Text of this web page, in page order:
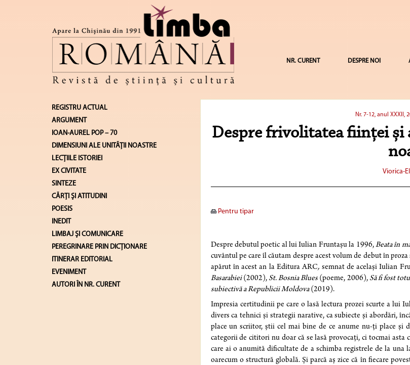
NR. CURENT DESPRE NOI
REGISTRU ACTUAL
ARGUMENT
IOAN-AUREL POP – 70
DIMENSIUNI ALE UNITĂŢII NOASTRE
LECŢIILE ISTORIEI
EX CIVITATE
SINTEZE
CĂRŢI ŞI ATITUDINI
POESIS
INEDIT
LIMBAJ ŞI COMUNICARE
PEREGRINARE PRIN DICȚIONARE
ITINERAR EDITORIAL
EVENIMENT
AUTORI ÎN NR. CURENT
Nr. 7-12, anul XXXII,
Despre frivolitatea ființei
Viorica-
Pentru tipar
Despre debutul poetic al lui Iulian Fruntașu la 1996,Beata în
cuvântul pe care îl căutam despre acest volum de debut în proza
apărut în acest an la Editura ARC, semnat de același Iulian
Basarabiei(2002), St. Bosnia Blues(poeme, 2006), Să fi fost
subiectivă a Republicii Moldova(2019).
Impresia certitudinii pe care o lasă lectura prozei scurte a lui
divers ca tehnici și strategii narative, ca subiecte și abordări,
place un scriitor, știi cel mai bine de ce anume nu-ți place și
categorii de cititori nu doar că se lasă provocați, ci tocmai
care ai o anumită dificultate de a schimba registrele de la una
oarecum o structură globală. Și parcă aș zice că în fiecare